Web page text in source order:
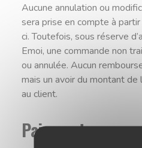
Aucune annulation ou
sera prise en compte à
ci. Toutefois, sous réserve
Emoi, une commande non
ou annulée. Aucun
mais un avoir du montant
au client.
Paiement